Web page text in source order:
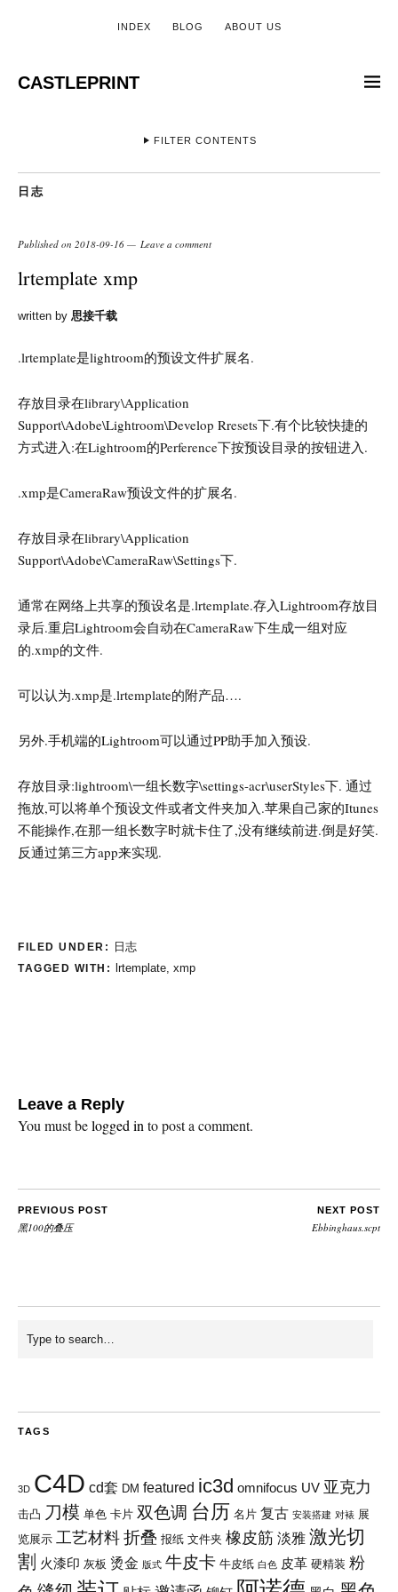
INDEX BLOG ABOUT US
CASTLEPRINT
FILTER CONTENTS
日志
Published on 2018-09-16 Leave a comment
lrtemplate xmp
written by 思接千载
.lrtemplate是lightroom的预设文件扩展名.
存放目录在library\Application
Support\Adobe\Lightroom\Develop Rresets下.有个比较快捷的
方式进入:在Lightroom的Perference下按预设目录的按钮进入.
.xmp是CameraRaw预设文件的扩展名.
存放目录在library\Application
Support\Adobe\CameraRaw\Settings下.
通常在网络上共享的预设名是.lrtemplate.存入Lightroom存放目
录后.重启Lightroom会自动在CameraRaw下生成一组对应
的.xmp的文件.
可以认为.xmp是.lrtemplate的附产品….
另外.手机端的Lightroom可以通过PP助手加入预设.
存放目录:lightroom\一组长数字\settings-acr\userStyles下. 通过
拖放,可以将单个预设文件或者文件夹加入.苹果自己家的Itunes
不能操作,在那一组长数字时就卡住了,没有继续前进.倒是好笑.
反通过第三方app来实现.
FILED UNDER: 日志
TAGGED WITH: lrtemplate, xmp
Leave a Reply
You must belogged in to post a comment.
PREVIOUS POST
黑100的叠压
NEXT POST
Ebbinghaus.scpt
TAGS
3D C4D cd套 DM featured ic3d omnifocus UV 亚克力
击凸 刀模 单色 卡片 双色调 台历 名片 复古 安装搭建 对裱 展
览展示 工艺材料 折叠 报纸 文件夹 橡皮筋 淡雅 激光切
割 火漆印 灰板 烫金 版式 牛皮卡 牛皮纸 白色 皮革 硬精装 粉